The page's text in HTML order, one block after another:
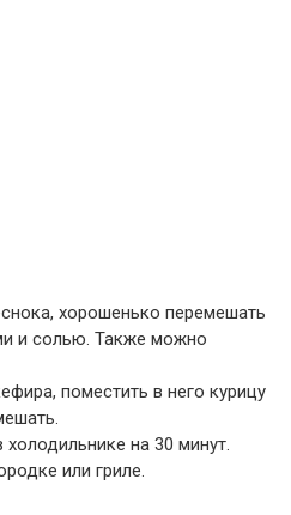
хорошенько перемешать
и солью. Также можно
поместить в него курицу
на 30 минут.
или гриле.